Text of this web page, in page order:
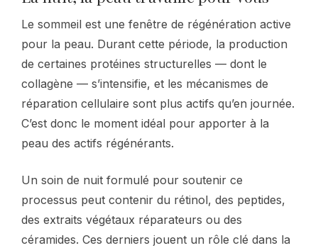
Le sommeil est une fenêtre de régénération active
pour la peau. Durant cette période, la production
de certaines protéines structurelles — dont le
collagène — s’intensifie, et les mécanismes de
réparation cellulaire sont plus actifs qu’en journée.
C’est donc le moment idéal pour apporter à la
peau des actifs régénérants.
Un soin de nuit formulé pour soutenir ce
processus peut contenir du rétinol, des peptides,
des extraits végétaux réparateurs ou des
céramides. Ces derniers jouent un rôle clé dans la